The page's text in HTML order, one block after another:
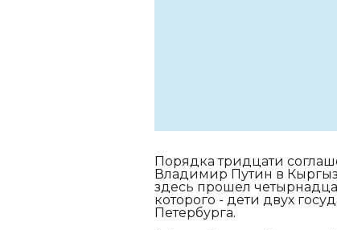
Порядка тридцати
Владимир Путин в
здесь прошел
которого - дети двух
Петербурга.